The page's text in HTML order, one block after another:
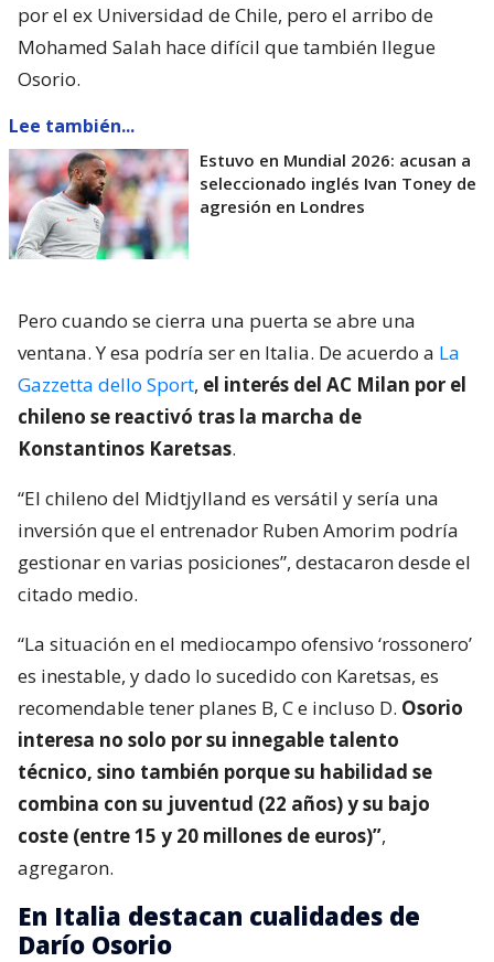
por el ex Universidad de Chile, pero el arribo de
Mohamed Salah hace difícil que también llegue
Osorio.
Lee también...
Estuvo en Mundial 2026: acusan a
seleccionado inglés Ivan Toney de
agresión en Londres
Pero cuando se cierra una puerta se abre una
ventana. Y esa podría ser en Italia. De acuerdo a La
Gazzetta dello Sport, el interés del AC Milan por el
chileno se reactivó tras la marcha de
Konstantinos Karetsas.
“El chileno del Midtjylland es versátil y sería una
inversión que el entrenador Ruben Amorim podría
gestionar en varias posiciones”, destacaron desde el
citado medio.
“La situación en el mediocampo ofensivo ‘rossonero’
es inestable, y dado lo sucedido con Karetsas, es
recomendable tener planes B, C e incluso D. Osorio
interesa no solo por su innegable talento
técnico, sino también porque su habilidad se
combina con su juventud (22 años) y su bajo
coste (entre 15 y 20 millones de euros)”,
agregaron.
En Italia destacan cualidades de
Darío Osorio